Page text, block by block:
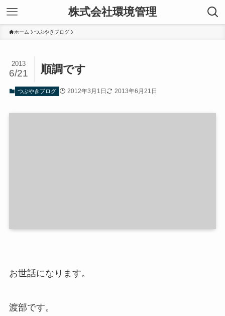
株式会社環境管理
ホーム つぶやきブログ
順調です
2013
6/21
つぶやきブログ 2012年3月1日 2013年6月21日
お世話になります。
渡部です。